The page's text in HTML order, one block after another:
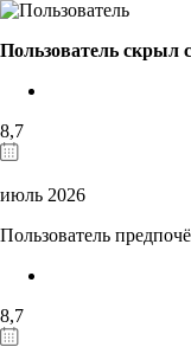
Пользователь скрыл
8,7
июль 2026
Пользователь
8,7